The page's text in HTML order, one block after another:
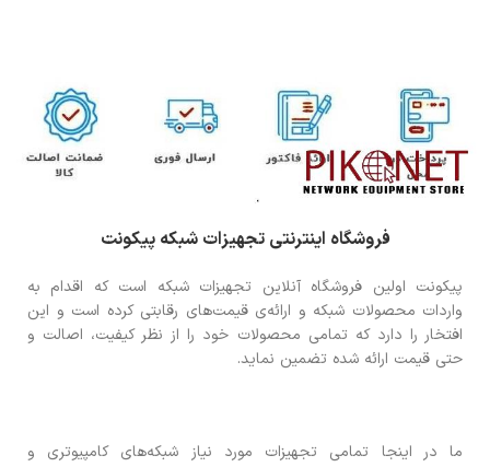
فروشگاه اینترنتی تجهیزات شبکه پیکونت
پیکونت اولین فروشگاه آنلاین تجهیزات شبکه است که اقدام به
واردات محصولات شبکه و ارائه‌ی قیمت‌های رقابتی کرده است و این
افتخار را دارد که تمامی محصولات خود را از نظر کیفیت، اصالت و
حتی قیمت ارائه شده تضمین نماید.
ما در اینجا تمامی تجهیزات مورد نیاز شبکه‌های کامپیوتری و